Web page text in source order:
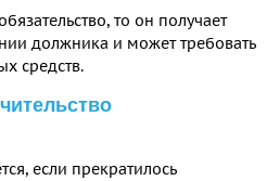
то он получает
должника и может требовать
средств.
если прекратилось